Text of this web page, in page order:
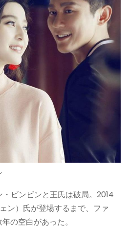
ビンビンと王氏は破局。2014
ン）氏が登場するまで、ファ
の空白があった。